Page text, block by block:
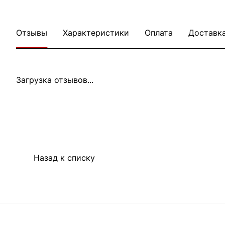
Отзывы Характеристики Оплата
Загрузка отзывов...
Назад к списку